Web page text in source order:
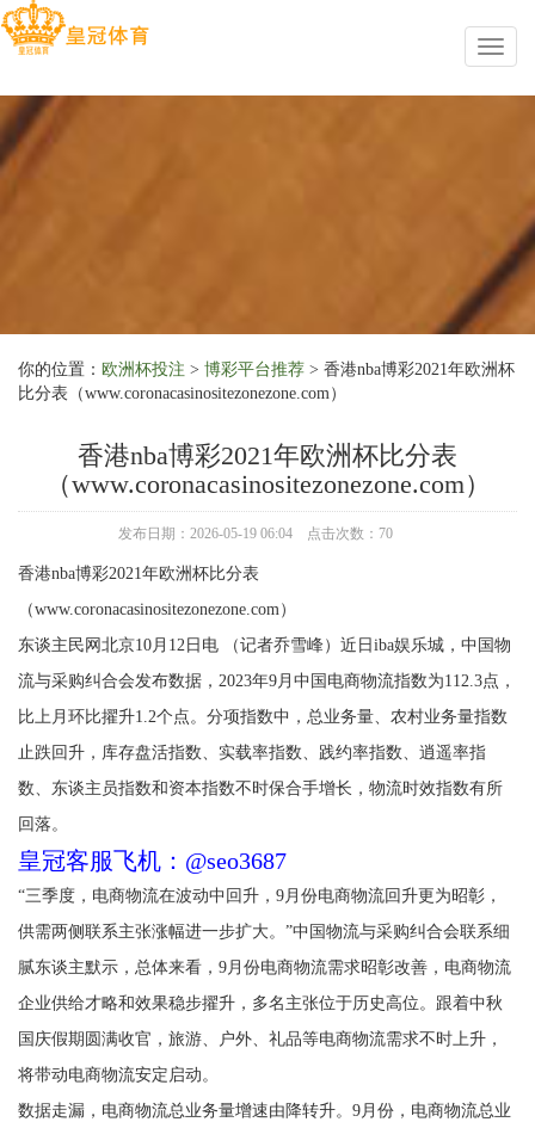
Toggle
你的位置： 欧洲杯投注 > 博彩平台推荐 > 香港nba博彩2021年欧洲杯
比分表（www.coronacasinositezonezone.com）
香港nba博彩2021年欧洲杯比分表
（www.coronacasinositezonezone.com）
发布日期：2026-05-19 06:04 点击次数：70
香港nba博彩2021年欧洲杯比分表
（www.coronacasinositezonezone.com）
东谈主民网北京10月12日电 （记者乔雪峰）近日iba娱乐城，中国物
流与采购纠合会发布数据，2023年9月中国电商物流指数为112.3点，
比上月环比擢升1.2个点。分项指数中，总业务量、农村业务量指数
止跌回升，库存盘活指数、实载率指数、践约率指数、逍遥率指
数、东谈主员指数和资本指数不时保合手增长，物流时效指数有所
回落。
皇冠客服飞机：@seo3687
“三季度，电商物流在波动中回升，9月份电商物流回升更为昭彰，
供需两侧联系主张涨幅进一步扩大。”中国物流与采购纠合会联系细
腻东谈主默示，总体来看，9月份电商物流需求昭彰改善，电商物流
企业供给才略和效果稳步擢升，多名主张位于历史高位。跟着中秋
国庆假期圆满收官，旅游、户外、礼品等电商物流需求不时上升，
将带动电商物流安定启动。
数据走漏，电商物流总业务量增速由降转升。9月份，电商物流总业